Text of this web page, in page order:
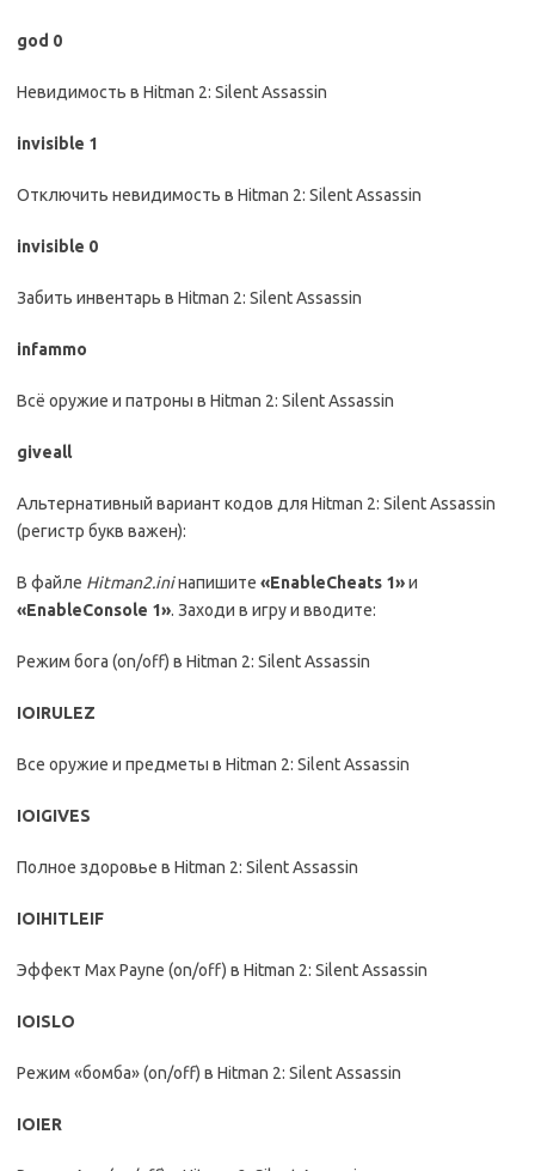
god 0
Невидимость в Hitman 2: Silent Assassin
invisible 1
Отключить невидимость в Hitman 2: Silent Assassin
invisible 0
Забить инвентарь в Hitman 2: Silent Assassin
infammo
Всё оружие и патроны в Hitman 2: Silent Assassin
giveall
Альтернативный вариант кодов для Hitman 2: Silent Assassin
(регистр букв важен):
В файле Hitman2.iniнапишите «EnableCheats 1»и
«EnableConsole 1». Заходи в игру и вводите:
Режим бога (on/off) в Hitman 2: Silent Assassin
IOIRULEZ
Все оружие и предметы в Hitman 2: Silent Assassin
IOIGIVES
Полное здоровье в Hitman 2: Silent Assassin
IOIHITLEIF
Эффект Max Payne (on/off) в Hitman 2: Silent Assassin
IOISLO
Режим «бомба» (on/off) в Hitman 2: Silent Assassin
IOIER